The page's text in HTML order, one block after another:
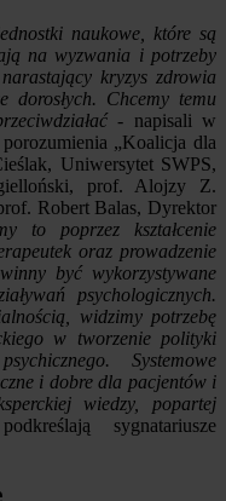
naukowe, które są
na wyzwania i potrzeby
kryzys zdrowia
dorosłych. Chcemy temu
- napisali w
„Koalicja dla
Uniwersytet SWPS,
prof. Alojzy Z.
Robert Balas, Dyrektor
to poprzez kształcenie
oraz prowadzenie
być wykorzystywane
psychologicznych.
widzimy potrzebę
w tworzenie polityki
Systemowe
i dobre dla pacjentów i
wiedzy, popartej
sygnatariusze